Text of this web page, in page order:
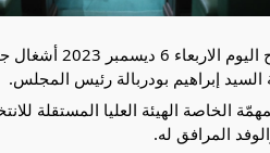
استأنف مجلس
الخاصة الهيئة العليا المستقلة
المرافق له.